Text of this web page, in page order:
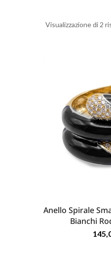
Visualizzazione di 2
Anello Spirale
Bianchi